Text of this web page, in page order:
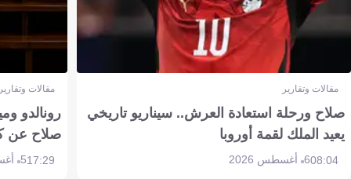
مقالات وتقارير
صلاح ورحلة استعادة العرش.. سيناريو تاريخي
يعيد الملك لقمة أوروبا
08:046 أغسطس 2026
مقالات
رونالدو
صلاح عن
17:295 أغسطس 2026